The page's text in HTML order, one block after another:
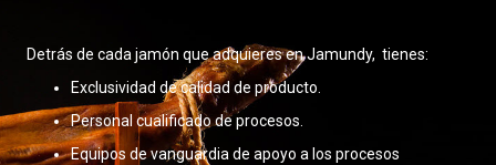
Detrás de cada jamón que adquieres en Jamundy, tienes:
Exclusividad de calidad de producto.
Personal cualificado de procesos.
Equipos de vanguardia de apoyo a los procesos